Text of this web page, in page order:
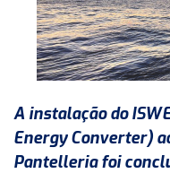
A instalação do
Energy Converter)
Pantelleria foi